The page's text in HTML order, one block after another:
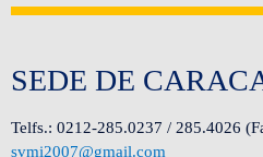
SEDE DE
Telfs.: 0212-285.0237 / 285.4026
svmi2007@gmail.com